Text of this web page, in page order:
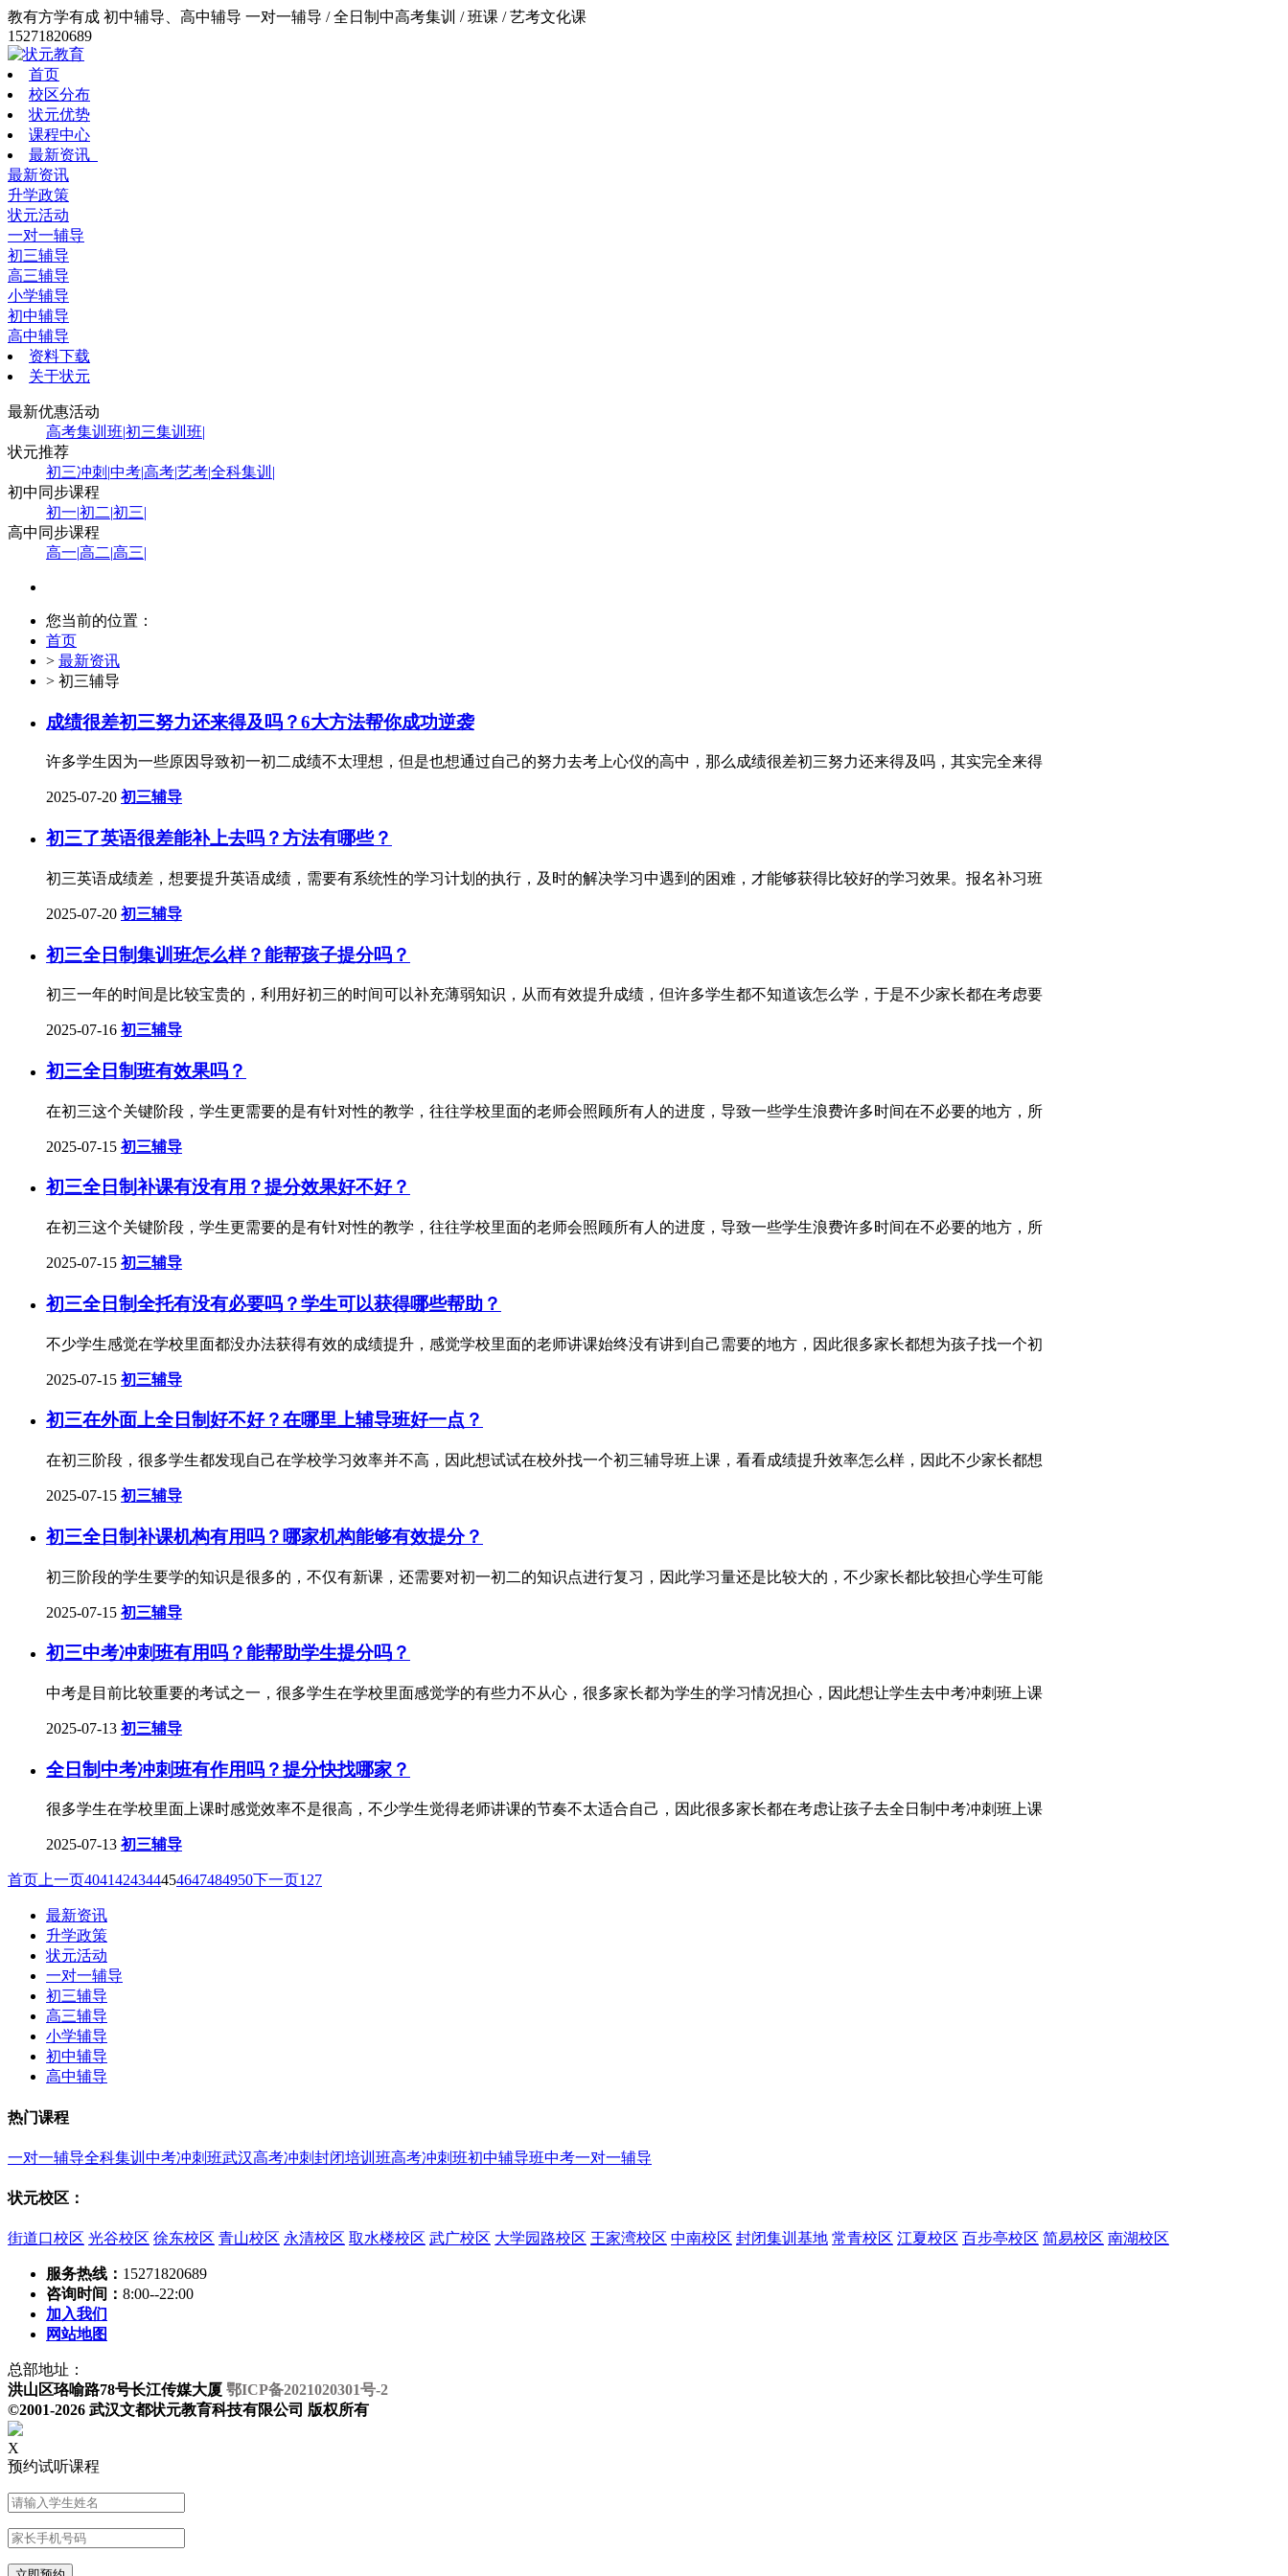
教有方学有成 初中辅导、高中辅导 一对一辅导 / 全日制中高考集训 / 班课 / 艺考文化课
15271820689
首页
校区分布
状元优势
课程中心
最新资讯
最新资讯
升学政策
状元活动
一对一辅导
初三辅导
高三辅导
小学辅导
初中辅导
高中辅导
资料下载
关于状元
最新优惠活动
高考集训班|初三集训班|
状元推荐
初三冲刺 |中考|高考|艺考|全科集训 |
初中同步课程
初一|初二|初三|
高中同步课程
高一|高二|高三|
您当前的位置：
首页
> 最新资讯
> 初三辅导
成绩很差初三努力还来得及吗？6大方法帮你成功逆袭
许多学生因为一些原因导致初一初二成绩不太理想，但是也想通过自己的努力去考上心仪的高中，那么成绩很差初三努力还来得及吗，其实完全来得
2025-07-20 初三辅导
初三了英语很差能补上去吗？方法有哪些？
初三英语成绩差，想要提升英语成绩，需要有系统性的学习计划的执行，及时的解决学习中遇到的困难，才能够获得比较好的学习效果。报名补习班
2025-07-20 初三辅导
初三全日制集训班怎么样？能帮孩子提分吗？
初三一年的时间是比较宝贵的，利用好初三的时间可以补充薄弱知识，从而有效提升成绩，但许多学生都不知道该怎么学，于是不少家长都在考虑要
2025-07-16 初三辅导
初三全日制班有效果吗？
在初三这个关键阶段，学生更需要的是有针对性的教学，往往学校里面的老师会照顾所有人的进度，导致一些学生浪费许多时间在不必要的地方，所
2025-07-15 初三辅导
初三全日制补课有没有用？提分效果好不好？
在初三这个关键阶段，学生更需要的是有针对性的教学，往往学校里面的老师会照顾所有人的进度，导致一些学生浪费许多时间在不必要的地方，所
2025-07-15 初三辅导
初三全日制全托有没有必要吗？学生可以获得哪些帮助？
不少学生感觉在学校里面都没办法获得有效的成绩提升，感觉学校里面的老师讲课始终没有讲到自己需要的地方，因此很多家长都想为孩子找一个初
2025-07-15 初三辅导
初三在外面上全日制好不好？在哪里上辅导班好一点？
在初三阶段，很多学生都发现自己在学校学习效率并不高，因此想试试在校外找一个初三辅导班上课，看看成绩提升效率怎么样，因此不少家长都想
2025-07-15 初三辅导
初三全日制补课机构有用吗？哪家机构能够有效提分？
初三阶段的学生要学的知识是很多的，不仅有新课，还需要对初一初二的知识点进行复习，因此学习量还是比较大的，不少家长都比较担心学生可能
2025-07-15 初三辅导
初三中考冲刺班有用吗？能帮助学生提分吗？
中考是目前比较重要的考试之一，很多学生在学校里面感觉学的有些力不从心，很多家长都为学生的学习情况担心，因此想让学生去中考冲刺班上课
2025-07-13 初三辅导
全日制中考冲刺班有作用吗？提分快找哪家？
很多学生在学校里面上课时感觉效率不是很高，不少学生觉得老师讲课的节奏不太适合自己，因此很多家长都在考虑让孩子去全日制中考冲刺班上课
2025-07-13 初三辅导
首页 上一页4041424344454647484950下一页127
最新资讯
升学政策
状元活动
一对一辅导
初三辅导
高三辅导
小学辅导
初中辅导
高中辅导
热门课程
一对一辅导全科集训 中考冲刺班武汉高考冲刺封闭培训班高考冲刺班初中辅导班中考一对一辅导
状元校区：
街道口校区 光谷校区 徐东校区 青山校区 永清校区 取水楼校区 武广校区 大学园路校区 王家湾校区 中南校区 封闭集训基地 常青校区 江夏校区 百步亭校区 简易校区 南湖校区
服务热线： 15271820689
咨询时间： 8:00--22:00
加入我们
网站地图
总部地址：
洪山区珞喻路78号长江传媒大厦 鄂ICP备2021020301号-2
©2001-2026 武汉文都状元教育科技有限公司 版权所有
X
预约试听课程